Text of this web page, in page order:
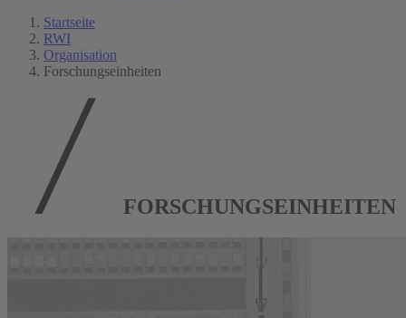
Startseite
RWI
Organisation
Forschungseinheiten
FORSCHUNGSEINHEITEN